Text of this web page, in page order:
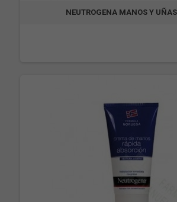
NEUTROGENA MANOS Y